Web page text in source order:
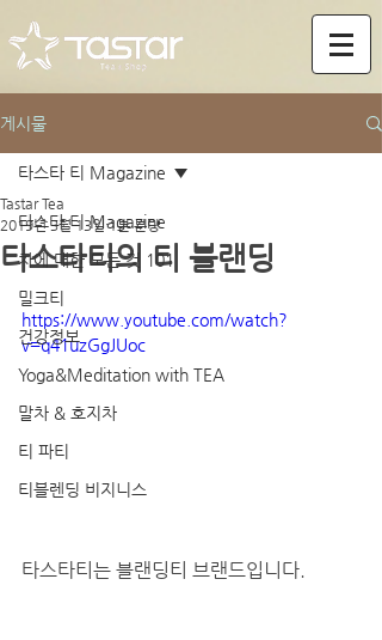
게시물
타스타 티 Magazine
차에 대한 모든 것 101
밀크티
건강정보
Yoga&Meditation with TEA
말차 & 호지차
티 파티
티블렌딩 비지니스
타스타 티 Magazine
타스타티의 티 블랜딩
Tastar Tea
2019년 3월 13일 1분 분량
https://www.youtube.com/watch?
v=q41uzGgJUoc
타스타티는 블랜딩티 브랜드입니다.